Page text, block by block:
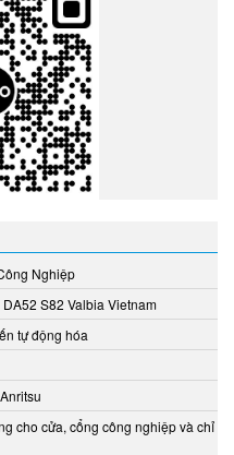
Nghiệp
S82 Valbia Vietnam
tự động hóa
cho cửa, cổng công nghiệp và chỉ